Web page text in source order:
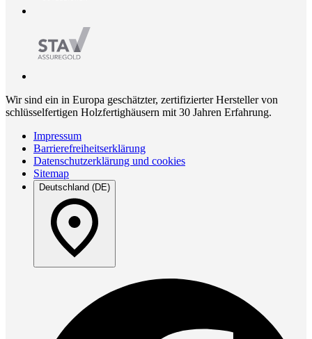
Wir sind ein in Europa geschätzter, zertifizierter Hersteller von
schlüsselfertigen Holzfertighäusern mit 30 Jahren Erfahrung.
Impressum
Barrierefreiheitserklärung
Datenschutzerklärung und cookies
Sitemap
Deutschland (DE)